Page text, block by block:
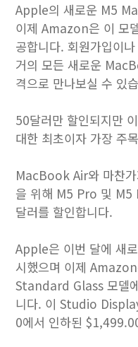
Apple의 새로운 M5
이제 Amazon은 이 모
공합니다. 회원가입이
거의 모든 새로운
격으로 만나보실 수 있
50달러만 할인되지만
대한 최초이자 가장 주
MacBook Air와 마찬
을 위해 M5 Pro 및
달러를 할인합니다.
Apple은 이번 달에 새
시했으며 이제
Standard Glass 모델
니다. 이 Studio
0에서 인하된